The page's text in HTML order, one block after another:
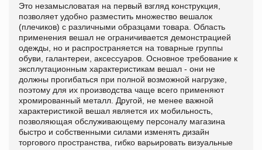
Это незамысловатая на первый взгляд конструкция,
позволяет удобно разместить множество вешалок
(плечиков) с различными образцами товара. Область
применения вешал не ограничивается демонстрацией
одежды, но и распространяется на товарные группы
обуви, галантереи, аксессуаров. Основное требование к
эксплутационным характеристикам вешал - они не
должны прогибаться при полной возможной нагрузке,
поэтому для их производства чаще всего применяют
хромированный металл. Другой, не менее важной
характеристикой вешал является их мобильность,
позволяющая обслуживающему персоналу магазина
быстро и собственными силами изменять дизайн
торгового пространства, гибко варьировать визуальные